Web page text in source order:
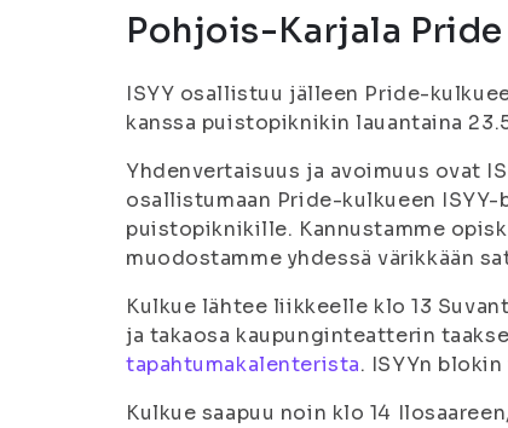
Pohjois-Karjala
ISYY osallistuu jälleen Pride-
kanssa puistopiknikin lauantaina
Yhdenvertaisuus ja avoimuus ovat
osallistumaan Pride-kulkueen
puistopiknikille. Kannustamme
muodostamme yhdessä värikkään
Kulkue lähtee liikkeelle klo 13
ja takaosa kaupunginteatterin
tapahtumakalenterista. ISYYn
Kulkue saapuu noin klo 14